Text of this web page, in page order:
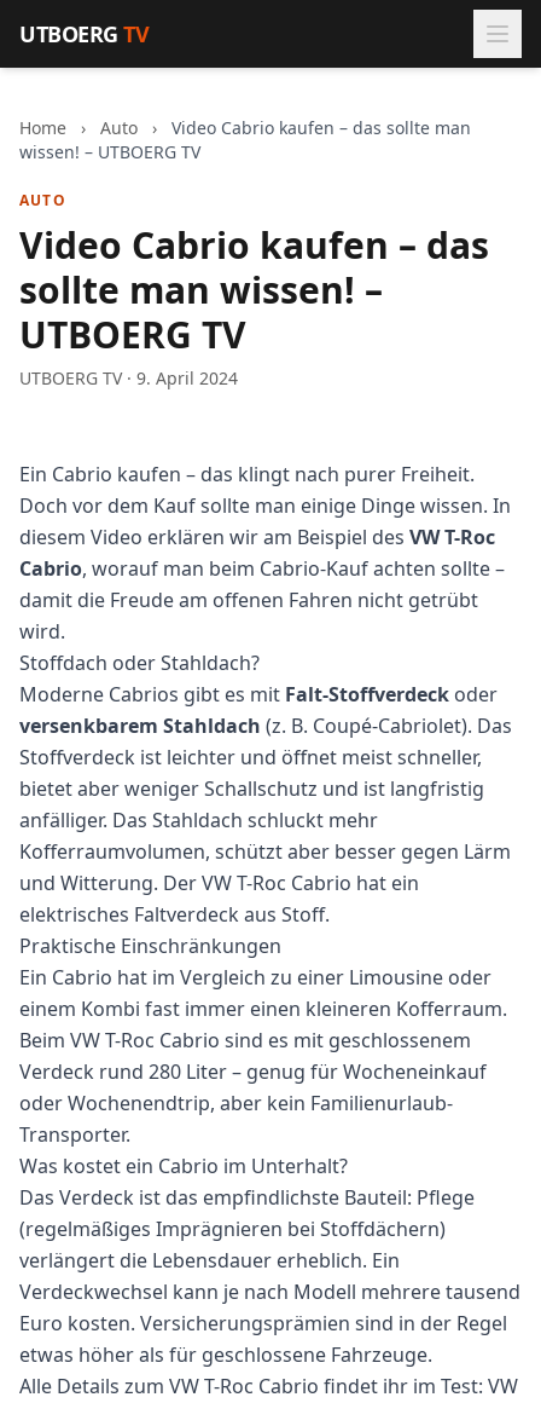
UTBOERGTV
Home › Auto ›
Video Cabrio kaufen – das sollte man
wissen! – UTBOERG TV
AUTO
Video Cabrio kaufen – das
sollte man wissen! –
UTBOERG TV
UTBOERG TV · 9. April 2024
Ein Cabrio kaufen – das klingt nach purer Freiheit.
Doch vor dem Kauf sollte man einige Dinge wissen. In
diesem Video erklären wir am Beispiel des VW T-Roc
Cabrio, worauf man beim Cabrio-Kauf achten sollte –
damit die Freude am offenen Fahren nicht getrübt
wird.
Stoffdach oder Stahldach?
Moderne Cabrios gibt es mit Falt-Stoffverdeck oder
versenkbarem Stahldach (z. B. Coupé-Cabriolet). Das
Stoffverdeck ist leichter und öffnet meist schneller,
bietet aber weniger Schallschutz und ist langfristig
anfälliger. Das Stahldach schluckt mehr
Kofferraumvolumen, schützt aber besser gegen Lärm
und Witterung. Der VW T-Roc Cabrio hat ein
elektrisches Faltverdeck aus Stoff.
Praktische Einschränkungen
Ein Cabrio hat im Vergleich zu einer Limousine oder
einem Kombi fast immer einen kleineren Kofferraum.
Beim VW T-Roc Cabrio sind es mit geschlossenem
Verdeck rund 280 Liter – genug für Wocheneinkauf
oder Wochenendtrip, aber kein Familienurlaub-
Transporter.
Was kostet ein Cabrio im Unterhalt?
Das Verdeck ist das empfindlichste Bauteil: Pflege
(regelmäßiges Imprägnieren bei Stoffdächern)
verlängert die Lebensdauer erheblich. Ein
Verdeckwechsel kann je nach Modell mehrere tausend
Euro kosten. Versicherungsprämien sind in der Regel
etwas höher als für geschlossene Fahrzeuge.
Alle Details zum VW T-Roc Cabrio findet ihr im Test: VW